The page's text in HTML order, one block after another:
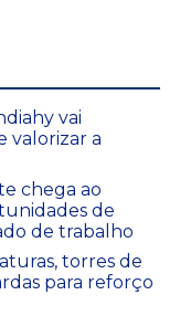
vai
valorizar a
chega ao
de
de trabalho
torres de
para reforço